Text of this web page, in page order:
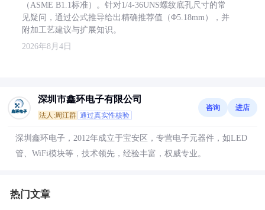
（ASME B1.1标准）。针对1/4-36UNS螺纹底孔尺寸的常
见疑问，通过公式推导给出精确推荐值（Φ5.18mm），并
附加工艺建议与扩展知识。
2026年8月4日
深圳市鑫环电子有限公司
法人:周江群 通过真实性核验
咨询 进店
深圳鑫环电子，2012年成立于宝安区，专营电子元器件，如LED
管、WiFi模块等，技术领先，经验丰富，权威专业。
热门文章